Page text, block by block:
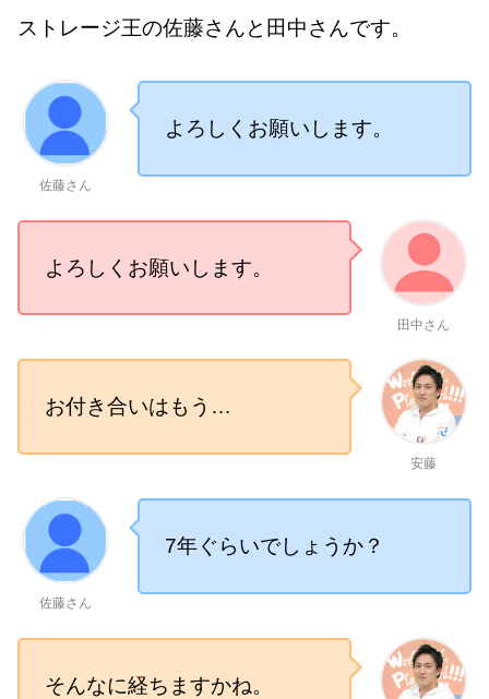
ストレージ王の佐藤さんと田中さんです。
佐藤さん
よろしくお願いします。
田中さん
よろしくお願いします。
安藤
お付き合いはもう…
佐藤さん
7年ぐらいでしょうか？
そんなに経ちますかね。